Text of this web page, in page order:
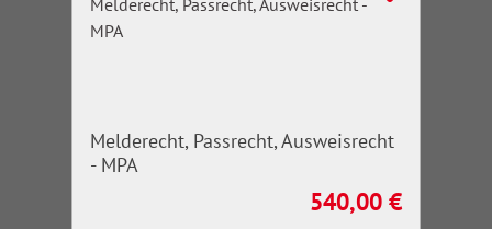
Melderecht, Passrecht, Ausweisrecht
- MPA
Regulärer Preis:
540,00 €